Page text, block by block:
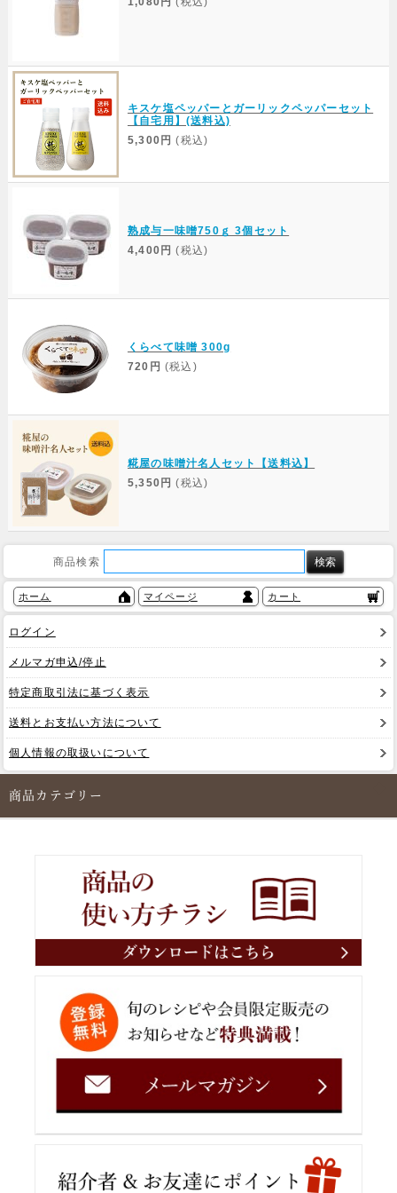
キスケ塩ペッパーとガーリックペッパーセット
【自宅用】(送料込)
5,300円 (税込)
熟成与一味噌750ｇ 3個セット
4,400円 (税込)
くらべて味噌 300g
720円 (税込)
糀屋の味噌汁名人セット【送料込】
5,350円 (税込)
商品検索
ホーム マイページ カート
ログイン
メルマガ申込/停止
特定商取引法に基づく表示
送料とお支払い方法について
個人情報の取扱いについて
商品カテゴリー